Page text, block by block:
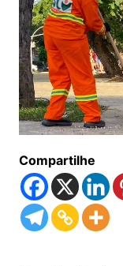
Compartilhe